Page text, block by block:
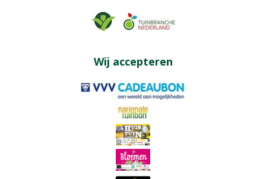
Wij accepteren